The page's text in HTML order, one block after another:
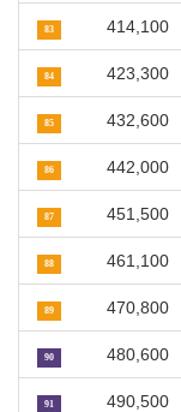
83 414,100
84 423,300
85 432,600
86 442,000
87 451,500
88 461,100
89 470,800
90 480,600
91 490,500